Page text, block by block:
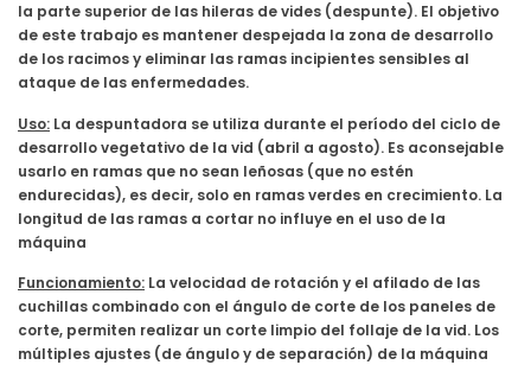
la parte superior de las hileras de vides (despunte). El objetivo
de este trabajo es mantener despejada la zona de desarrollo
de los racimos y eliminar las ramas incipientes sensibles al
ataque de las enfermedades.
Uso: La despuntadora se utiliza durante el período del ciclo de
desarrollo vegetativo de la vid (abril a agosto). Es aconsejable
usarlo en ramas que no sean leñosas (que no estén
endurecidas), es decir, solo en ramas verdes en crecimiento. La
longitud de las ramas a cortar no influye en el uso de la
máquina
Funcionamiento: La velocidad de rotación y el afilado de las
cuchillas combinado con el ángulo de corte de los paneles de
corte, permiten realizar un corte limpio del follaje de la vid. Los
múltiples ajustes (de ángulo y de separación) de la máquina